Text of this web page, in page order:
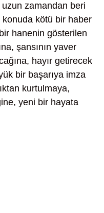
uzun zamandan beri
kötü bir haber
hanenin gösterilen
şansının yaver
hayır getirecek
bir başarıya imza
kurtulmaya,
yeni bir hayata